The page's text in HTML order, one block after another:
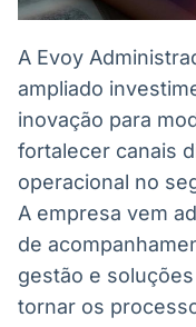
A Evoy
ampliado
inovação para
fortalecer canais
operacional no
A empresa vem
de
gestão e
tornar os